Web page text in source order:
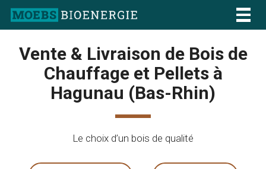
Vente & Livraison de Bois de
Chauffage et Pellets à
Hagunau (Bas-Rhin)
Le choix d’un bois de qualité